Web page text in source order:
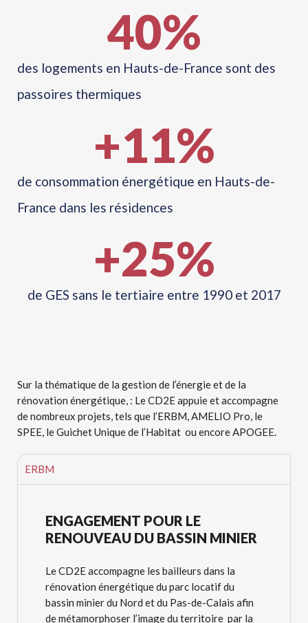
des logements en Hauts-de-France sont des
passoires thermiques
40%
de consommation énergétique en Hauts-de-
France dans les résidences
+11%
de GES sans le tertiaire entre 1990 et 2017
+25%
Sur la thématique de la gestion de l’énergie et de la
rénovation énergétique, : Le CD2E appuie et accompagne
de nombreux projets, tels que l’ERBM, AMELIO Pro, le
SPEE, le Guichet Unique de l’Habitat ou encore APOGEE.
ERBM
ENGAGEMENT POUR LE
RENOUVEAU DU BASSIN MINIER
Le CD2E accompagne les bailleurs dans la
rénovation énergétique du parc locatif du
bassin minier du Nord et du Pas-de-Calais afin
de métamorphoser l’image du territoire par la